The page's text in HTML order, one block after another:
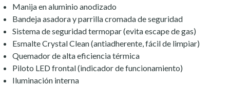
Manija en aluminio anodizado
Bandeja asadora y parrilla cromada de seguridad
Sistema de seguridad termopar (evita escape de gas)
Esmalte Crystal Clean (antiadherente, fácil de limpiar)
Quemador de alta eficiencia térmica
Piloto LED frontal (indicador de funcionamiento)
Iluminación interna